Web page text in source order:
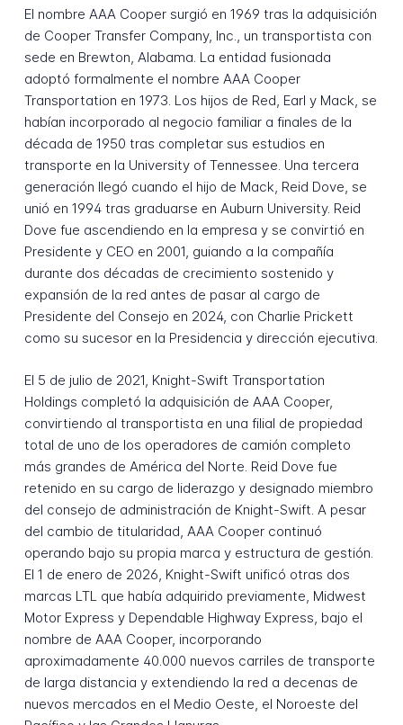
El nombre AAA Cooper surgió en 1969 tras la adquisición
de Cooper Transfer Company, Inc., un transportista con
sede en Brewton, Alabama. La entidad fusionada
adoptó formalmente el nombre AAA Cooper
Transportation en 1973. Los hijos de Red, Earl y Mack, se
habían incorporado al negocio familiar a finales de la
década de 1950 tras completar sus estudios en
transporte en la University of Tennessee. Una tercera
generación llegó cuando el hijo de Mack, Reid Dove, se
unió en 1994 tras graduarse en Auburn University. Reid
Dove fue ascendiendo en la empresa y se convirtió en
Presidente y CEO en 2001, guiando a la compañía
durante dos décadas de crecimiento sostenido y
expansión de la red antes de pasar al cargo de
Presidente del Consejo en 2024, con Charlie Prickett
como su sucesor en la Presidencia y dirección ejecutiva.
El 5 de julio de 2021, Knight-Swift Transportation
Holdings completó la adquisición de AAA Cooper,
convirtiendo al transportista en una filial de propiedad
total de uno de los operadores de camión completo
más grandes de América del Norte. Reid Dove fue
retenido en su cargo de liderazgo y designado miembro
del consejo de administración de Knight-Swift. A pesar
del cambio de titularidad, AAA Cooper continuó
operando bajo su propia marca y estructura de gestión.
El 1 de enero de 2026, Knight-Swift unificó otras dos
marcas LTL que había adquirido previamente, Midwest
Motor Express y Dependable Highway Express, bajo el
nombre de AAA Cooper, incorporando
aproximadamente 40.000 nuevos carriles de transporte
de larga distancia y extendiendo la red a decenas de
nuevos mercados en el Medio Oeste, el Noroeste del